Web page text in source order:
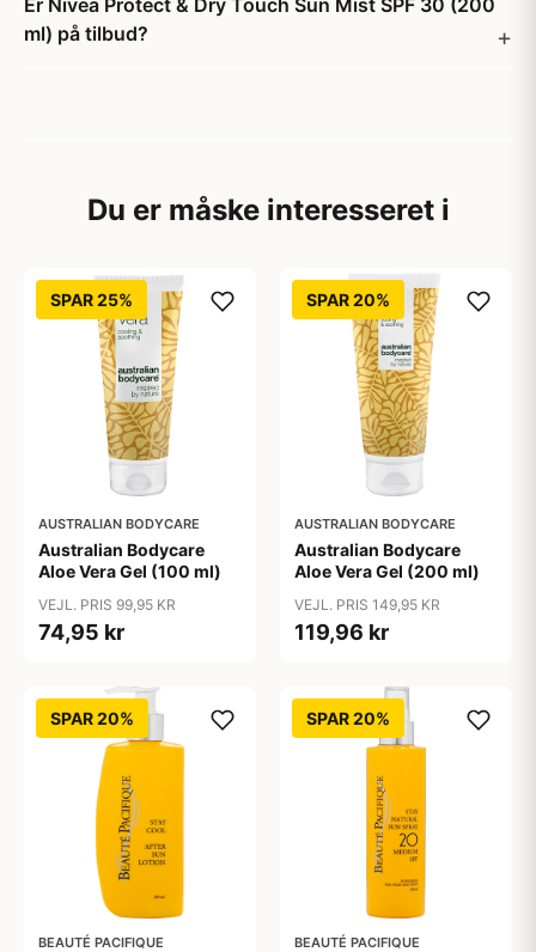
Er Nivea Protect & Dry Touch Sun Mist SPF 30 (200
ml) på tilbud?
Du er måske interesseret i
SPAR 25%
AUSTRALIAN BODYCARE
Australian Bodycare
Aloe Vera Gel (100 ml)
VEJL. PRIS 99,95 KR
74,95 kr
SPAR 20%
AUSTRALIAN BODYCARE
Australian Bodycare
Aloe Vera Gel (200 ml)
VEJL. PRIS 149,95 KR
119,96 kr
SPAR 20%
BEAUTÉ PACIFIQUE
SPAR 20%
BEAUTÉ PACIFIQUE